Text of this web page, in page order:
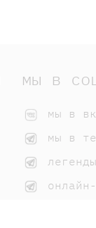
мы в
мы в вк
мы в